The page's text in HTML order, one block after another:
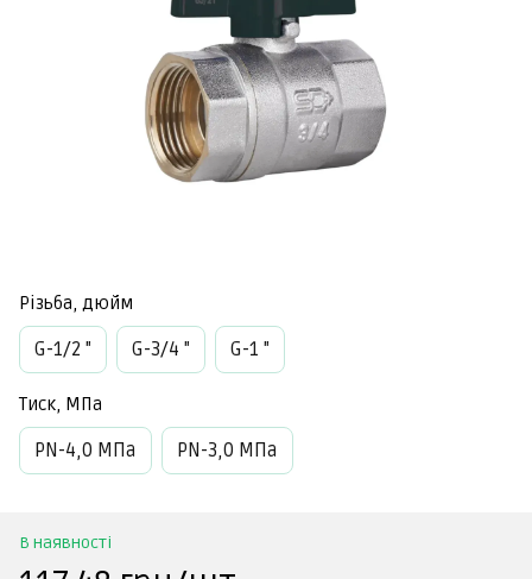
Різьба, дюйм
G-1/2 " G-3/4 " G-1 "
Тиск, МПа
PN-4,0 МПа PN-3,0 МПа
В наявності